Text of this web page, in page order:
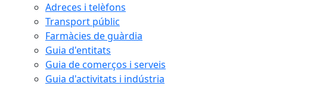
Adreces i telèfons
Transport públic
Farmàcies de guàrdia
Guia d'entitats
Guia de comerços i serveis
Guia d'activitats i indústria